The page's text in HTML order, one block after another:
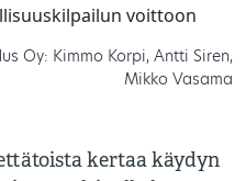
Oy: Kimmo Korpi, Antti Siren,
Mikko Vasama
kertaa käydyn